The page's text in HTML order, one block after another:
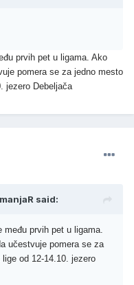
prvih pet u ligama. Ako
pomera se za jedno mesto
jezero Debeljača
said:
među prvih pet u ligama.
učestvuje pomera se za
od 12-14.10. jezero